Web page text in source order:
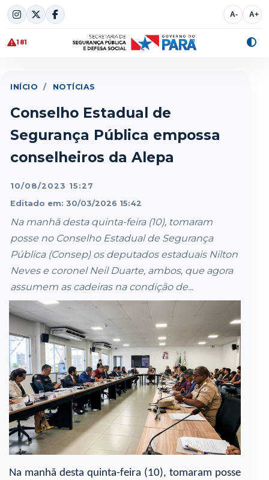
Skip
to
content
A- A+
181
INÍCIO / NOTÍCIAS
Conselho Estadual de
Segurança Pública empossa
conselheiros da Alepa
10/08/2023 15:27
Editado em: 30/03/2026 15:42
Na manhã desta quinta-feira (10), tomaram
posse no Conselho Estadual de Segurança
Pública (Consep) os deputados estaduais Nilton
Neves e coronel Neil Duarte, ambos, que agora
assumem as cadeiras na condição de...
Na manhã desta quinta-feira (10), tomaram posse